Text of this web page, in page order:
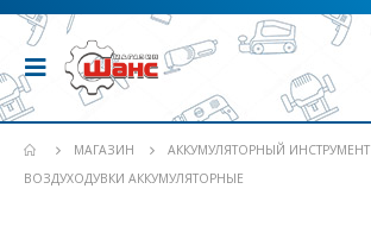
МАГАЗИН
АККУМУЛЯТОРНЫЙ ИНСТРУМЕНТ
ВОЗДУХОДУВКИ АККУМУЛЯТОРНЫЕ